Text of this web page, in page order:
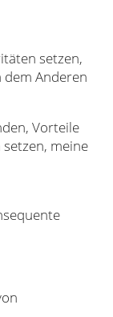
setzen,
dem Anderen
Vorteile
meine